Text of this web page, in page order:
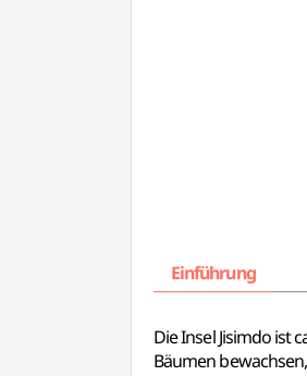
Einführung
Die Insel Jisimdo ist
Bäumen